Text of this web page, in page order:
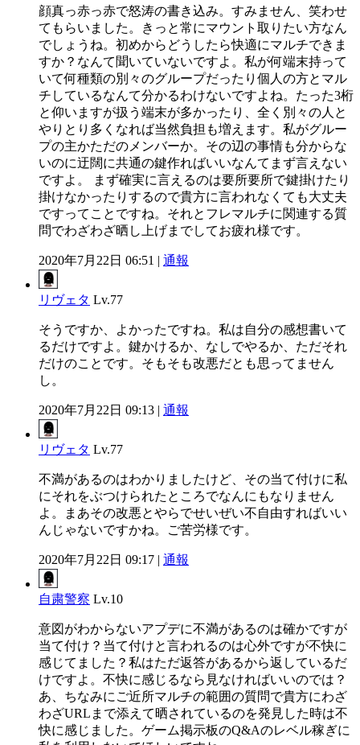
顔真っ赤っ赤で怒涛の書き込み。すみません、笑わせ
てもらいました。きっと常にマウント取りたい方なん
でしょうね。初めからどうしたら快適にマルチできま
すか？なんて聞いていないですよ。私が何端末持って
いて何種類の別々のグループだったり個人の方とマル
チしているなんて分かるわけないですよね。たった3桁
と仰いますが扱う端末が多かったり、全く別々の人と
やりとり多くなれば当然負担も増えます。私がグルー
プの主かただのメンバーか。その辺の事情も分からな
いのに迂闊に共通の鍵作ればいいなんてまず言えない
ですよ。 まず確実に言えるのは要所要所で鍵掛けたり
掛けなかったりするので貴方に言われなくても大丈夫
ですってことですね。それとフレマルチに関連する質
問でわざわざ晒し上げまでしてお疲れ様です。
2020年7月22日 06:51 | 通報
リヴェタ Lv.77
そうですか、よかったですね。私は自分の感想書いて
るだけですよ。鍵かけるか、なしでやるか、ただそれ
だけのことです。そもそも改悪だとも思ってません
し。
2020年7月22日 09:13 | 通報
リヴェタ Lv.77
不満があるのはわかりましたけど、その当て付けに私
にそれをぶつけられたところでなんにもなりません
よ。まあその改悪とやらでせいぜい不自由すればいい
んじゃないですかね。ご苦労様です。
2020年7月22日 09:17 | 通報
自粛警察 Lv.10
意図がわからないアプデに不満があるのは確かですが
当て付け？当て付けと言われるのは心外ですが不快に
感じてました？私はただ返答があるから返しているだ
けですよ。不快に感じるなら見なければいいのでは？
あ、ちなみにご近所マルチの範囲の質問で貴方にわざ
わざURLまで添えて晒されているのを発見した時は不
快に感じました。ゲーム掲示板のQ&Aのレベル稼ぎに